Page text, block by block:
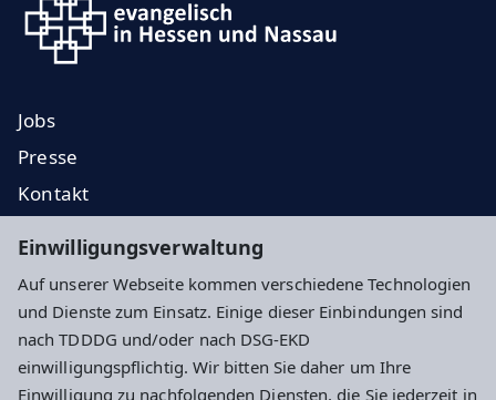
Einwilligungsverwaltung
Auf unserer Webseite kommen verschiedene Technologien
und Dienste zum Einsatz. Einige dieser Einbindungen sind
nach TDDDG und/oder nach DSG-EKD
einwilligungspflichtig. Wir bitten Sie daher um Ihre
Einwilligung zu nachfolgenden Diensten, die Sie jederzeit in
Jobs
Presse
Kontakt
Propstei
Impressum Datenschutz Cookie-Einstellungen